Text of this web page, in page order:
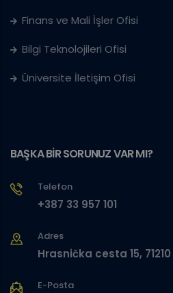
Finans ve Mali İşler Ofisi
Bilgi Teknolojileri Ofisi
Üniversite İletişim Ofisi
BAŞKA BİR SORUNUZ VAR MI?
Telefon
+387 33 957 101
Adres
Hrasnička cesta 15,
E-Posta